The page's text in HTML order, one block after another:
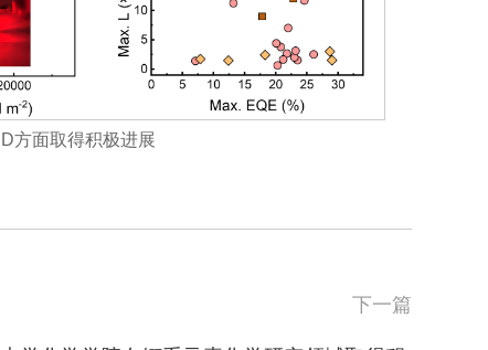
方面取得积极进展
下一篇